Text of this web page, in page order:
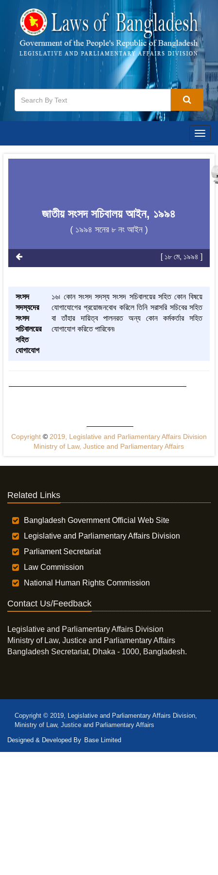
জাতীয় সংসদ সচিবালয় আইন, ১৯৯৪
( ১৯৯৪ সনের ৮ নং আইন )
[ ১৮ মে, ১৯৯৪ ]
সংসদ
সদস্যদের
সংসদ
সচিবালয়ের
সহিত
যোগাযোগ
১৬৷ কোন সংসদ সদস্য সংসদ সচিবালয়ের সহিত কোন বিষয়ে
যোগাযোগের প্রয়োজনবোধ করিলে তিনি সরাসরি সচিবের সহিত
বা তাঁহার দায়িত্ব পালনরত অন্য কোন কর্মকর্তার সহিত
যোগাযোগ করিতে পারিবেন৷
Copyright ©2019, Legislative and Parliamentary Affairs Division
Ministry of Law, Justice and Parliamentary Affairs
Related Links
Bangladesh Government Official Web Site
Legislative and Parliamentary Affairs Division
Parliament Secretariat
Law Commission
National Human Rights Commission
Contact Us/Feedback
Legislative and Parliamentary Affairs Division
Ministry of Law, Justice and Parliamentary Affairs
Bangladesh Secretariat, Dhaka - 1000, Bangladesh.
Copyright © 2019, Legislative and Parliamentary Affairs Division,
Ministry of Law, Justice and Parliamentary Affairs
Designed & Developed By Base Limited